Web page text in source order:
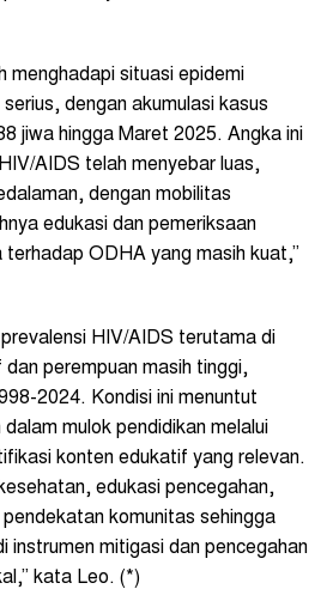
menghadapi situasi epidemi
dengan akumulasi kasus
jiwa hingga Maret 2025. Angka ini
AIDS telah menyebar luas,
dengan mobilitas
edukasi dan pemeriksaan
ODHA yang masih kuat,”
HIV/AIDS terutama di
dan perempuan masih tinggi,
2024. Kondisi ini menuntut
mulok pendidikan melalui
konten edukatif yang relevan.
edukasi pencegahan,
komunitas sehingga
instrumen mitigasi dan pencegahan
kata Leo. (*)